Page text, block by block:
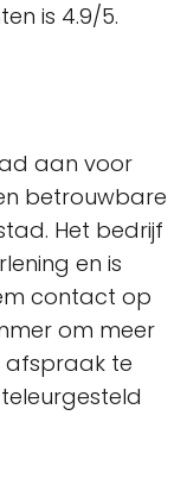
is 4.9/5.
aan voor
betrouwbare
Het bedrijf
en is
contact op
om meer
afspraak te